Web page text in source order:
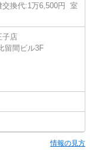
換代:1万6,500円 室
子店
留間ビル3F
情報の見方